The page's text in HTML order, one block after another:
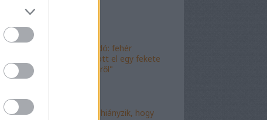
"Magyar híradó: fehér
gyereket lopott el egy fekete
férfi az erkélyről"
"Már csak az hiányzik, hogy